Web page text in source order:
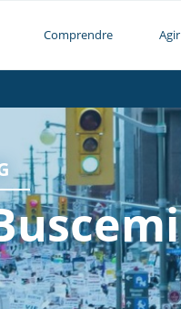
Comprendre Agir